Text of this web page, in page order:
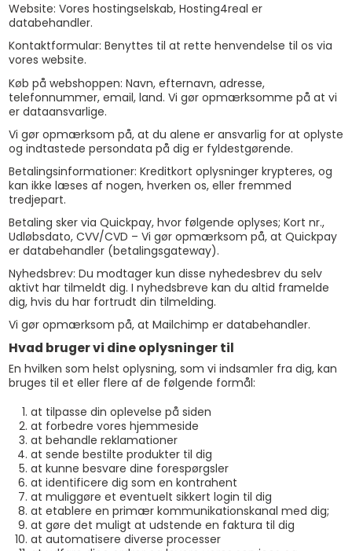
Website: Vores hostingselskab, Hosting4real er
databehandler.
Kontaktformular: Benyttes til at rette henvendelse til os via
vores website.
Køb på webshoppen: Navn, efternavn, adresse,
telefonnummer, email, land. Vi gør opmærksomme på at vi
er dataansvarlige.
Vi gør opmærksom på, at du alene er ansvarlig for at oplyste
og indtastede persondata på dig er fyldestgørende.
Betalingsinformationer: Kreditkort oplysninger krypteres, og
kan ikke læses af nogen, hverken os, eller fremmed
tredjepart.
Betaling sker via Quickpay, hvor følgende oplyses; Kort nr.,
Udløbsdato, CVV/CVD – Vi gør opmærksom på, at Quickpay
er databehandler (betalingsgateway).
Nyhedsbrev: Du modtager kun disse nyhedesbrev du selv
aktivt har tilmeldt dig. I nyhedsbreve kan du altid framelde
dig, hvis du har fortrudt din tilmelding.
Vi gør opmærksom på, at Mailchimp er databehandler.
Hvad bruger vi dine oplysninger til
En hvilken som helst oplysning, som vi indsamler fra dig, kan
bruges til et eller flere af de følgende formål:
at tilpasse din oplevelse på siden
at forbedre vores hjemmeside
at behandle reklamationer
at sende bestilte produkter til dig
at kunne besvare dine forespørgsler
at identificere dig som en kontrahent
at muliggøre et eventuelt sikkert login til dig
at etablere en primær kommunikationskanal med dig;
at gøre det muligt at udstende en faktura til dig
at automatisere diverse processer